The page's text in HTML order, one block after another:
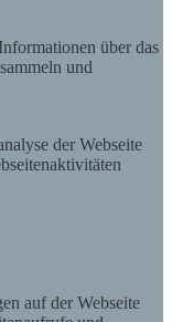
über das
und
der Webseite
auf der Webseite